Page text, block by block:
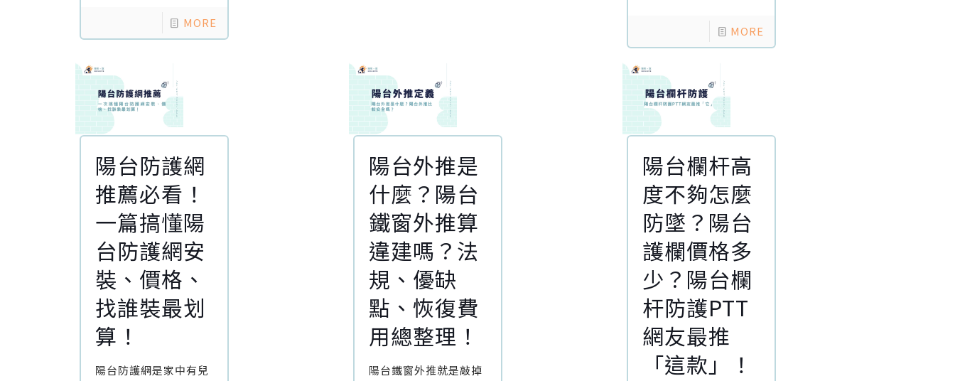
MORE
MORE
陽台防護網
推薦必看！
一篇搞懂陽
台防護網安
裝、價格、
找誰裝最划
算！
陽台防護網是家中有兒
陽台外推是
什麼？陽台
鐵窗外推算
違建嗎？法
規、優缺
點、恢復費
用總整理！
陽台鐵窗外推就是敲掉
陽台欄杆高
度不夠怎麼
防墜？陽台
護欄價格多
少？陽台欄
杆防護PTT
網友最推
「這款」！